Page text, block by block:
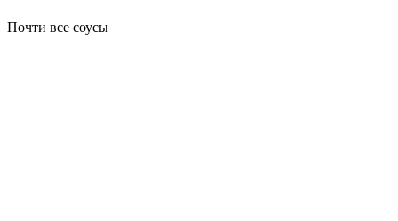
Почти все соусы